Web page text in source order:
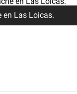
en Las Loicas.